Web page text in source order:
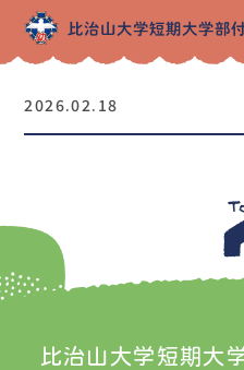
2026.02.18
比治山大学短期大